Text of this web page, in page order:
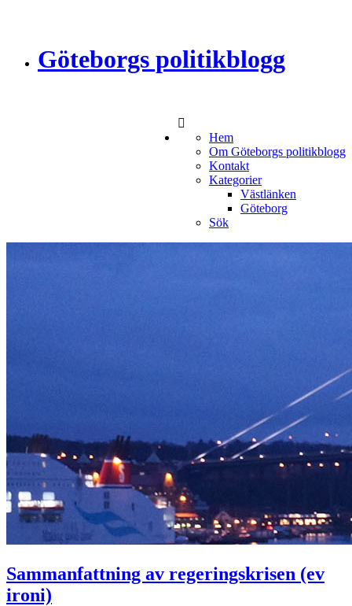
Göteborgs politikblogg
Hem
Om Göteborgs politikblogg
Kontakt
Kategorier
Västlänken
Göteborg
Sök
Sammanfattning av regeringskrisen (ev
ironi)